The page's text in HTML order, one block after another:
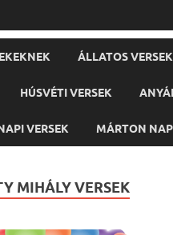
ÁLLATOS VERSEK
HÚSVÉTI VERSEK
VERSEK MÁRTON
MIHÁLY VERSEK